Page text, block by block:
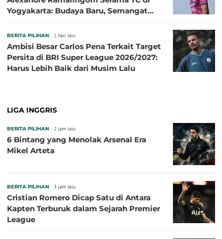
Yogyakarta: Budaya Baru, Semangat
BERITA PILIHAN 1 hari lalu
Ambisi Besar Carlos Pena Terkait Target
Persita di BRI Super League 2026/2027:
Harus Lebih Baik dari Musim Lalu
LIGA INGGRIS
BERITA PILIHAN 2 jam lalu
6 Bintang yang Menolak Arsenal Era
Mikel Arteta
BERITA PILIHAN 3 jam lalu
Cristian Romero Dicap Satu di Antara
Kapten Terburuk dalam Sejarah Premier
League